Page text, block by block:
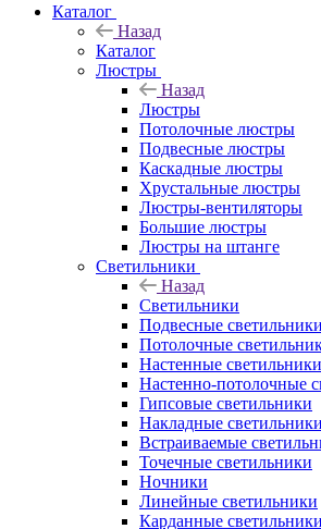
Каталог
Назад
Каталог
Люстры
Назад
Люстры
Потолочные люстры
Подвесные люстры
Каскадные люстры
Хрустальные люстры
Люстры-вентиляторы
Большие люстры
Люстры на штанге
Светильники
Назад
Светильники
Подвесные светильники
Потолочные
Настенные светильники
Настенно-потолочные
Гипсовые светильники
Накладные светильники
Встраиваемые
Точечные светильники
Ночники
Линейные светильники
Карданные светильники